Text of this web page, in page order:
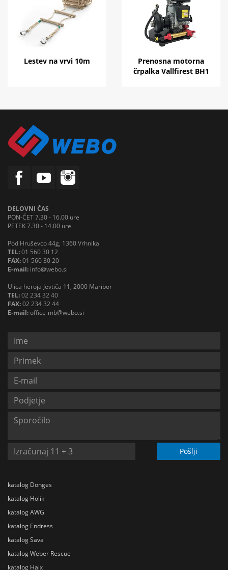
Lestev na vrvi 10m
Prenosna motorna
črpalka Vallfirest BH1
DELOVNI ČAS
PON-ČET 7.30 - 16.00 ure
PETEK 7.30 - 14.00 ure
Pod Hruševco 44g, 1360 Vrhnika
TEL:01 560 30 12
FAX:01 560 30 20
E-mail: info@webo.si
Ulica heroja Jevtiča 11, 2000 Maribor
TEL:02 234 32 40
FAX:02 234 32 44
E-mail:office-mb@webo.si
Pošlji
katalog Dönges
katalog Holik
katalog AWG
katalog Endress
katalog Sava
katalog Weber Rescue
katalog Haix